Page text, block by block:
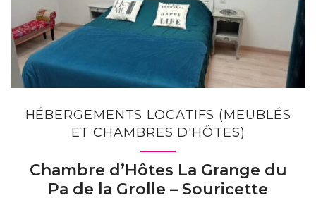
HÉBERGEMENTS LOCATIFS (MEUBLÉS
ET CHAMBRES D'HÔTES)
Chambre d’Hôtes La Grange du
Pa de la Grolle – Souricette